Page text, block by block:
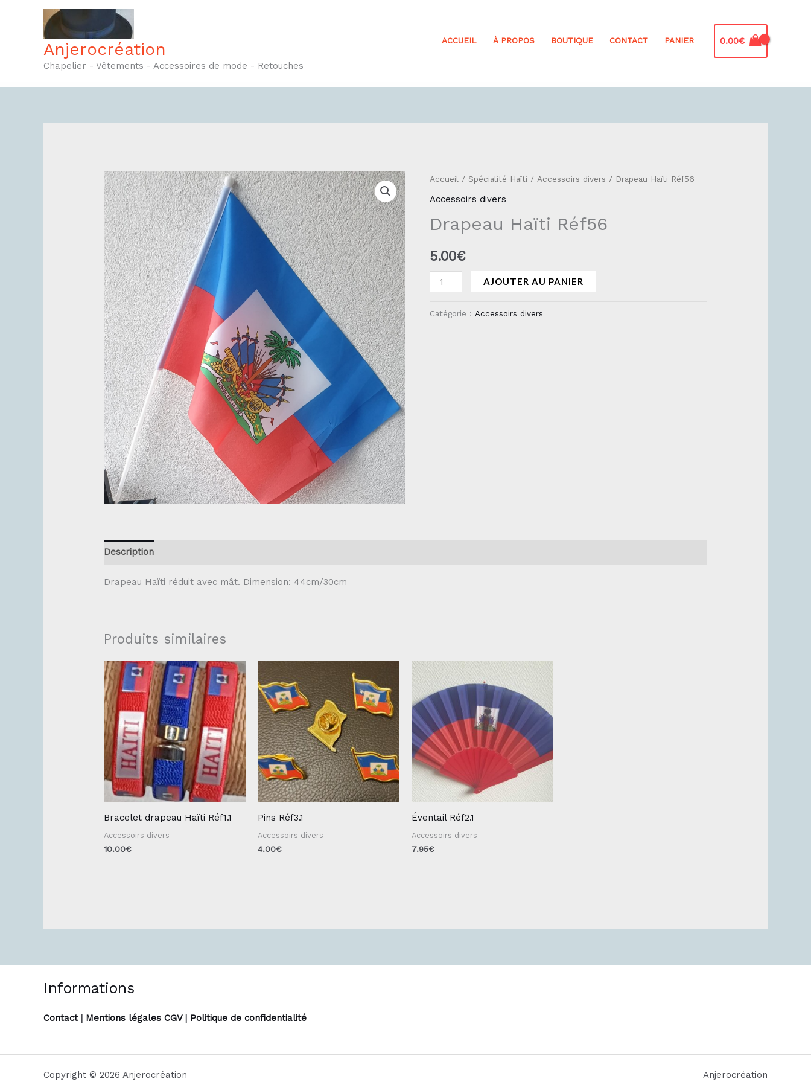
Anjerocréation
Chapelier - Vêtements - Accessoires de mode - Retouches
ACCUEIL À PROPOS BOUTIQUE CONTACT PANIER 0.00€
Accueil / Spécialité Haïti / Accessoirs divers / Drapeau Haïti Réf56
Accessoirs divers
Drapeau Haïti Réf56
5.00€
quantité
de
Haïti
AJOUTER AU PANIER
Catégorie : Accessoirs divers
Description
Drapeau Haïti réduit avec mât. Dimension: 44cm/30cm
Produits similaires
Bracelet drapeau Haïti Réf1.1
Accessoirs divers
10.00€
Pins Réf3.1
Accessoirs divers
4.00€
Éventail Réf2.1
Accessoirs divers
7.95€
Informations
Contact| Mentions légales CGV| Politique de confidentialité
Copyright © 2026 Anjerocréation Anjerocréation